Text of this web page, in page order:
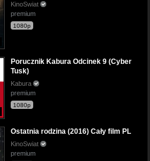
KinoSwiat
premium
1080p
Porucznik Kabura Odcinek 9 (Cyber
Tusk)
Kabura
premium
1080p
Ostatnia rodzina (2016) Cały film PL
KinoSwiat
premium